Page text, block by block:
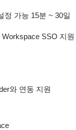
정 가능 15분 ~ 30일
Workspace SSO 지원
와 연동 지원